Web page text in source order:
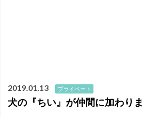
2019.01.13 プライベート
犬の『ちい』が仲間に加わり